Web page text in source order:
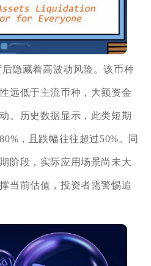
隐藏着高波动风险。该币种
远低于主流币种，大额资金
。历史数据显示，此类短期
，且跌幅往往超过50%。同
阶段，实际应用场景尚未大
当前估值，投资者需警惕追